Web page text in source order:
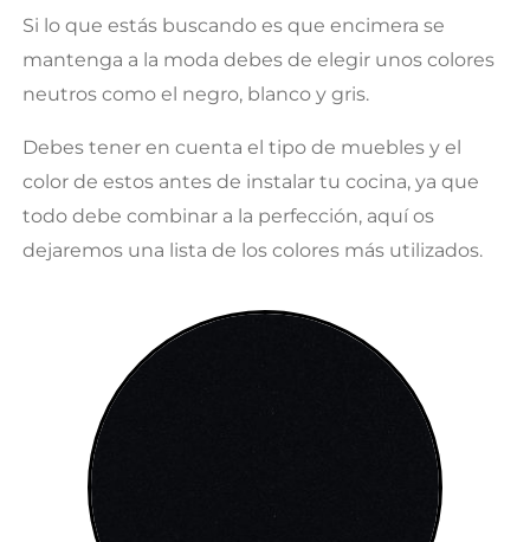
Si lo que estás buscando es que encimera se
mantenga a la moda debes de elegir unos colores
neutros como el negro, blanco y gris.
Debes tener en cuenta el tipo de muebles y el
color de estos antes de instalar tu cocina, ya que
todo debe combinar a la perfección, aquí os
dejaremos una lista de los colores más utilizados.